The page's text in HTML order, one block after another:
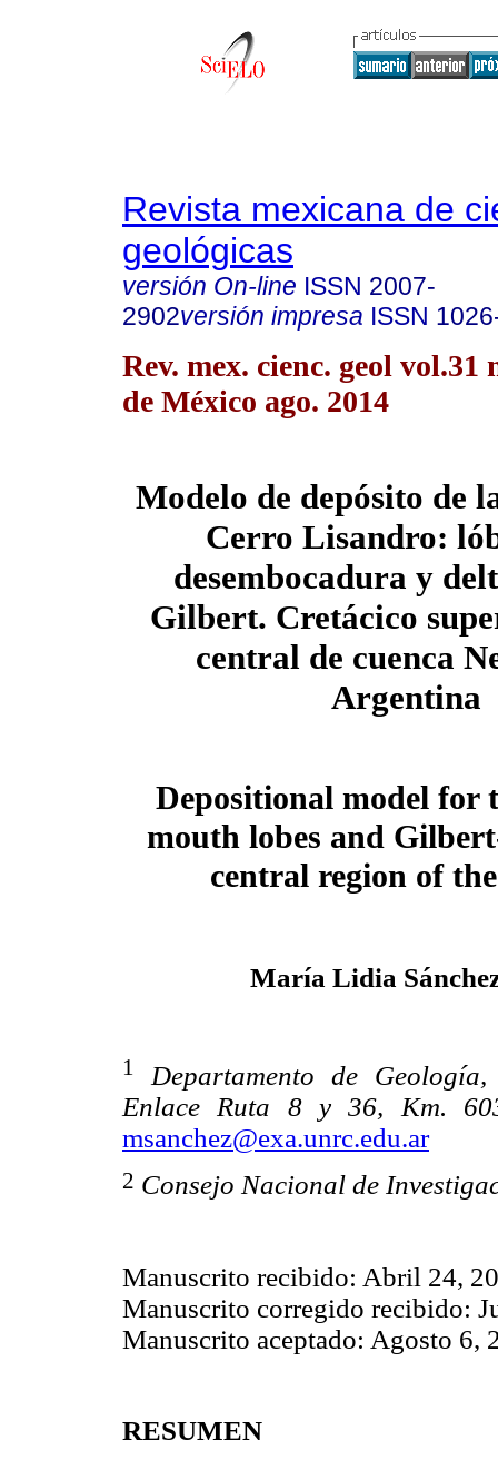
Revista mexicana de
geológicas
versión On-line ISSN 2007-
2902versión impresa ISSN
Rev. mex. cienc. geol vol.31
de México ago. 2014
Modelo de depósito de
Cerro Lisandro:
desembocadura y
Gilbert. Cretácico
central de cuenca
Argentina
Depositional model
mouth lobes and
central region of
María Lidia
1
Departamento de
Enlace Ruta 8 y 36, Km.
msanchez@exa.unrc.edu.ar
2 Consejo Nacional de
Manuscrito recibido: Abril 24,
Manuscrito corregido recibido:
Manuscrito aceptado: Agosto 6,
RESUMEN